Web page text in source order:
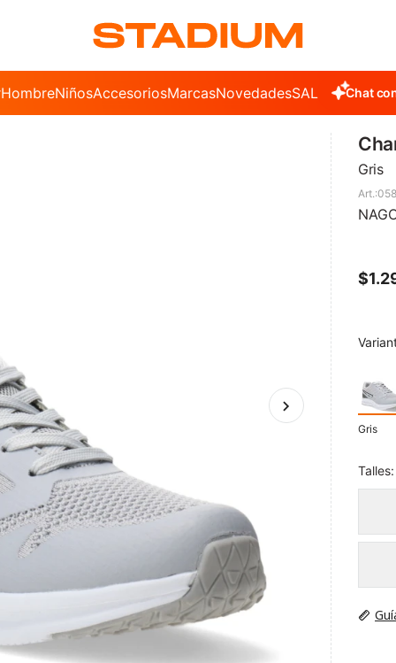
HombreNiñosAccesoriosMarcasNovedadesSALE Chat
Gris
$
Gris
Talles: